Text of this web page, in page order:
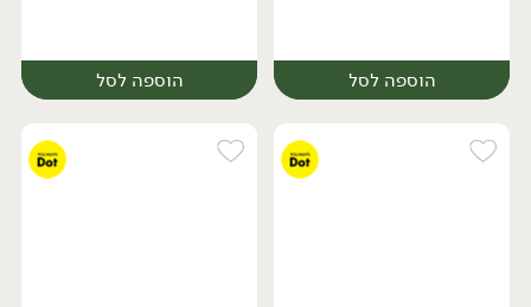
הוספה לסל הוספה לסל